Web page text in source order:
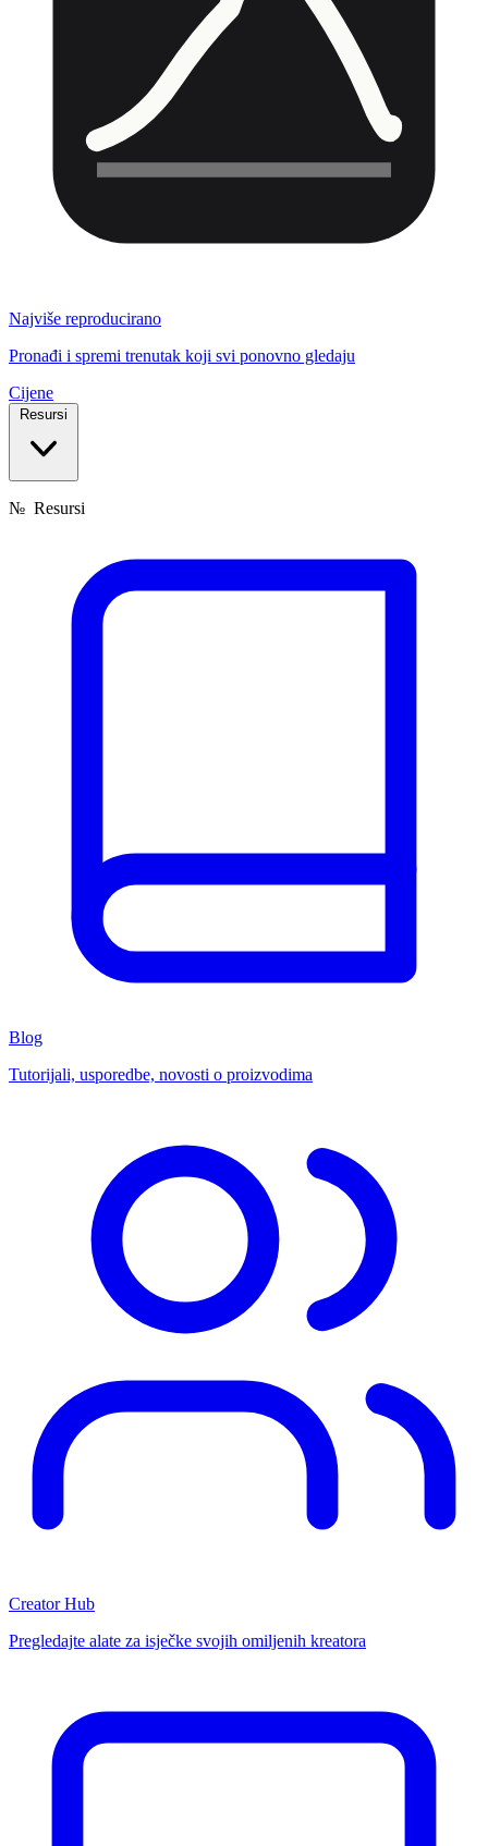
Najviše reproducirano
Pronađi i spremi trenutak koji svi ponovno gledaju
Cijene
Resursi
№ Resursi
Blog
Tutorijali, usporedbe, novosti o proizvodima
Creator Hub
Pregledajte alate za isječke svojih omiljenih kreatora